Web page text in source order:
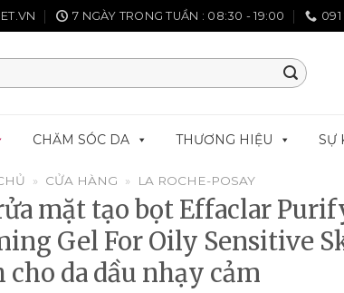
7 NGÀY TRONG TUẦN : 08:30 - 19:00 091
CHĂM SÓC DA THƯƠNG HIỆU SỰ
» CỬA HÀNG » LA ROCHE-POSAY
mặt tạo bọt Effaclar
Gel For Oily Sensitive
cho da dầu nhạy cảm